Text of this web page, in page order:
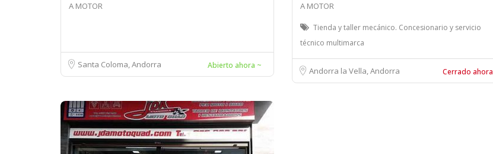
A MOTOR
Santa Coloma, Andorra Abierto ahora ~
A MOTOR
Tienda y taller mecánico. Concesionario y servicio
técnico multimarca
Andorra la Vella, Andorra Cerrado ahora